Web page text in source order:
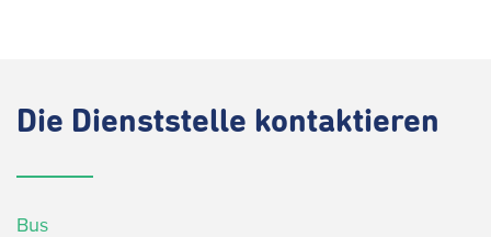
Die Dienststelle kontaktieren
Bus